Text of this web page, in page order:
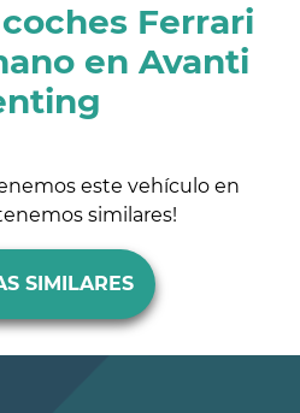
Ferrari
en Avanti
este vehículo en
similares!
SIMILARES